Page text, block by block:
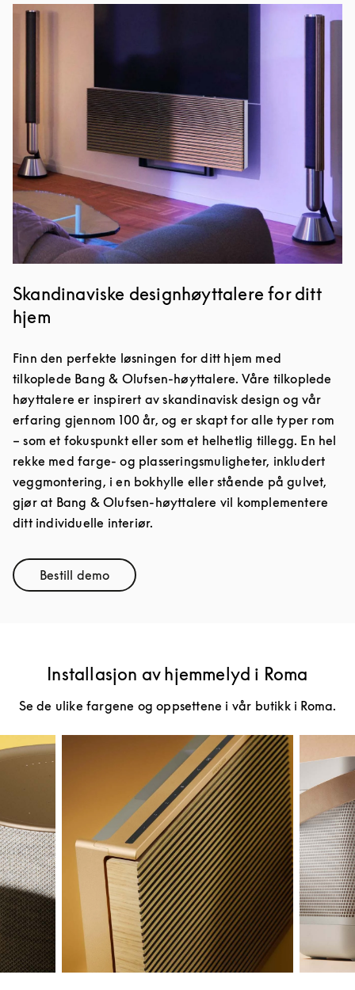
Bilde av arrangement
Skandinaviske designhøyttalere for ditt
hjem
Finn den perfekte løsningen for ditt hjem med
tilkoplede Bang & Olufsen-høyttalere. Våre tilkoplede
høyttalere er inspirert av skandinavisk design og vår
erfaring gjennom 100 år, og er skapt for alle typer rom
– som et fokuspunkt eller som et helhetlig tillegg. En hel
rekke med farge- og plasseringsmuligheter, inkludert
veggmontering, i en bokhylle eller stående på gulvet,
gjør at Bang & Olufsen-høyttalere vil komplementere
ditt individuelle interiør.
Bestill demoLink Opens in New Tab
Installasjon av hjemmelyd i Roma
Se de ulike fargene og oppsettene i vår butikk i Roma.